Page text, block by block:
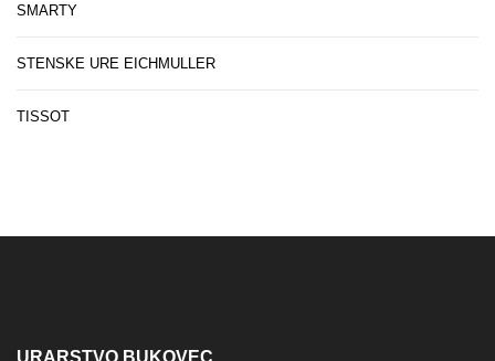
SMARTY
STENSKE URE EICHMULLER
TISSOT
URARSTVO BUKOVEC